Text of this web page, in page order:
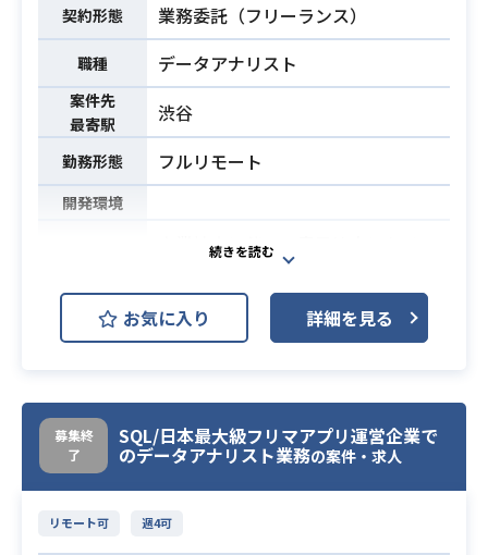
必須スキル
・SQLを用いたデータ抽出・集計の
実務経験
・現場担当者の課題をヒアリング
し、解決策を提案・実装経験
契約形態 業務委託（フリーランス）
職種 データアナリスト
案件先
最寄駅
渋谷
勤務形態 フルリモート
開発環境
事業拡大に伴い、意思決定における
データの重要度が一段と高まってい
ます。
これまでのETL基盤構築により、デ
今後は、この基盤を安定稼働させつ
つ、データの「質」を磨き上げ、直
接的にビジネスへ貢献するフェーズ
へと移行します。
ビジネスの文脈を汲み取り、データ
お気に入り 詳細を見る
募集終
了
SQL/日本最大級フリマアプリ運営企業で
のデータアナリスト業務の案件・求人
リモート可 週4可